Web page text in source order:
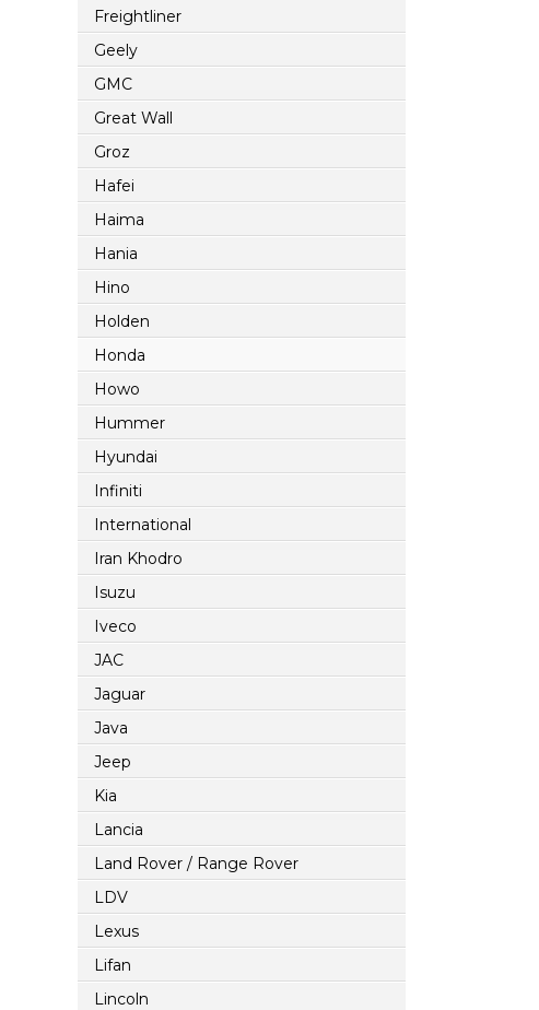
Freightliner
Geely
GMC
Great Wall
Groz
Hafei
Haima
Hania
Hino
Holden
Honda
Howo
Hummer
Hyundai
Infiniti
International
Iran Khodro
Isuzu
Iveco
JAC
Jaguar
Java
Jeep
Kia
Lancia
Land Rover / Range Rover
LDV
Lexus
Lifan
Lincoln